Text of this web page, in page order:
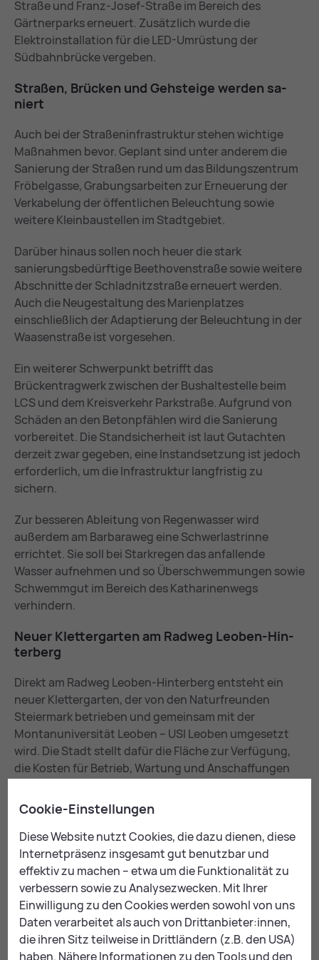
Straße und Franz-Josef-Straße im Bereich des
Gärtnerparks erneuert. Zusätzlich wurde die
Elektroinstallation für die LED-Umrüstung der
Südbahnbrücke vergeben.
Stra­ßen, Brü­cken und Geh­stei­ge wer­den sa­
niert
Auch bei der Straßeninfrastruktur stehen wichtige
Maßnahmen bevor. Geplant sind unter anderem die
Sanierung der Straßen rund um das Bildungszentrum
Fröbelgasse, Grabungsarbeiten zur Erneuerung der
Verkabelung der öffentlichen Beleuchtung sowie
weitere Kleinbaustellen im Stadtgebiet.
Darüber hinaus sollen noch heuer die stark
sanierungsbedürftige Beethovenstraße sowie weitere
Abschnitte der Schladnitzstraße erneuert werden.
Auch die Neugestaltung des Marienplatzes
einschließlich der Adaptierung der Beleuchtung in der
Waasenstraße ist vorgesehen.
Ein weiterer Schwerpunkt betrifft das
Brückentragwerk zwischen der Bushaltestelle beim
LCS und dem Kreisverkehr Parkstraße. Aufgrund von
Schäden an den Betonpfählen wird die Sanierung
vorbereitet. Die Standsicherheit ist laut Gutachten
derzeit zwar gegeben, eine Instandsetzung ist jedoch
erforderlich, um die Infrastruktur langfristig zu
sichern.
Zur besseren Ableitung von Regenwasser wird
außerdem am Barbaraweg eine Schwerlastrinne
errichtet. Sie soll bei Starkregen das anfallende
Wasser aufnehmen und so Überschwemmungen sowie
Schwemmgut im Bereich des Katharinenwegs
verhindern.
Neu­er Klet­ter­gar­ten am Rad­weg Leo­ben-Hin­
ter­berg
Direkt am Radweg Leoben-Hinterberg entsteht ein
neuer Klettergarten, der von den Naturfreunden
Steiermark betrieben und gemeinsam mit der
Montanuniversität Leoben – USI Leoben umgesetzt
wird. Die Stadt stellt dafür die Fläche zur Verfügung,
die Kosten für Betrieb, Wartung und Anschaffungen
Abstimmung mit dem USI Leoben. Der Standort ist aus
der Innenstadt rasch mit dem Rad erreichbar und
eignet sich durch die leichten bis mittleren Routen,
das übersichtliche Gelände und die schattigeren
Bedingungen am späteren Nachmittag besonders gut
für Einsteiger, Kurse und Übungsgruppen. Der
angrenzende Radweg bleibt uneingeschränkt
nutzbar.
Ge­bäu­de en­er­gie­ef­fi­zi­ent wei­ter­ent­wi­ckeln
Cookie-Einstellungen
Diese Website nutzt Cookies, die dazu dienen, diese
Internetpräsenz insgesamt gut benutzbar und
effektiv zu machen – etwa um die Funktionalität zu
verbessern sowie zu Analysezwecken. Mit Ihrer
Einwilligung zu den Cookies werden sowohl von uns
Daten verarbeitet als auch von Drittanbieter:innen,
die ihren Sitz teilweise in Drittländern (z.B. den USA)
haben. Nähere Informationen zu den Tools und den